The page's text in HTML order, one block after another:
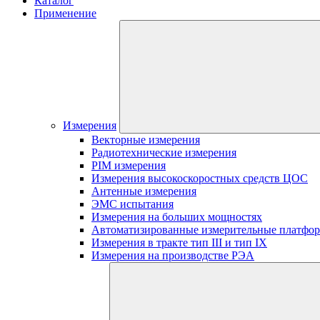
Применение
Измерения
Векторные измерения
Радиотехнические измерения
PIM измерения
Измерения высокоскоростных средств ЦОС
Антенные измерения
ЭМС испытания
Измерения на больших мощностях
Автоматизированные измерительные
Измерения в тракте тип III и тип IX
Измерения на производстве РЭА